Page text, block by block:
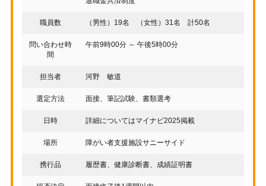
職員数 （男性）19名 （女性）31名 計50名
問い合わせ時
間
午前9時00分 ～ 午後5時00分
担当者 河野 敏道
選定方法 面接、筆記試験、書類選考
日時 詳細についてはマイナビ2025掲載
場所 障がい者支援施設サニーサイド
携行品 履歴書、健康診断書、成績証明書